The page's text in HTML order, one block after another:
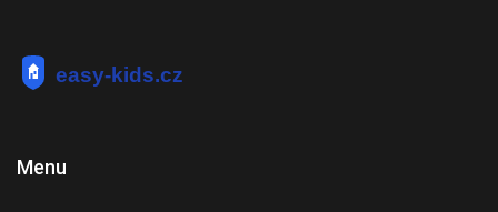
Menu